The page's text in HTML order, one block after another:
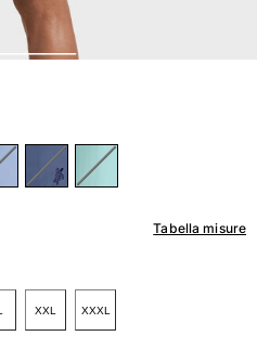
Tabella misure
XXL XXXL